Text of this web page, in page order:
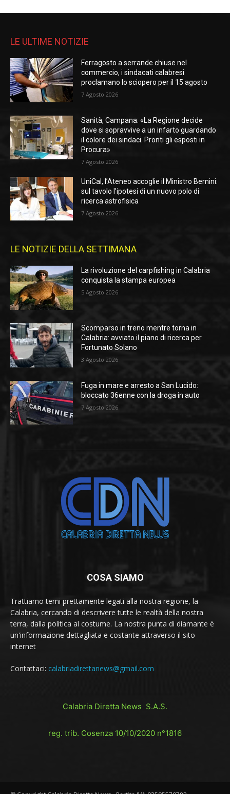
LE ULTIME NOTIZIE
Ferragosto a serrande chiuse nel
commercio, i sindacati calabresi
proclamano lo sciopero per il 15 agosto
7 Agosto 2026
Sanità, Campana: «La Regione decide
dove si sopravvive a un infarto guardando
il colore dei sindaci. Pronti gli esposti in
Procura»
7 Agosto 2026
UniCal, l’Ateneo accoglie il Ministro Bernini:
sul tavolo l’ipotesi di un nuovo polo di
ricerca astrofisica
7 Agosto 2026
LE NOTIZIE DELLA SETTIMANA
La rivoluzione del carpfishing in Calabria
conquista la stampa europea
5 Agosto 2026
Scomparso in treno mentre torna in
Calabria: avviato il piano di ricerca per
Fortunato Solano
3 Agosto 2026
Fuga in mare e arresto a San Lucido:
bloccato 36enne con la droga in auto
7 Agosto 2026
COSA SIAMO
Trattiamo temi prettamente legati alla nostra regione, la
Calabria, cercando di descrivere tutte le realtà della nostra
terra, dalla politica al costume. La nostra punta di diamante è
un'informazione dettagliata e costante attraverso il sito
internet
Contattaci: calabriadirettanews@gmail.com
Calabria Diretta News S.A.S.
reg. trib. Cosenza 10/10/2020 n°1816